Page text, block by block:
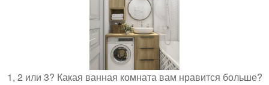
1, 2 или 3? Какая ванная комната вам нравится больше?